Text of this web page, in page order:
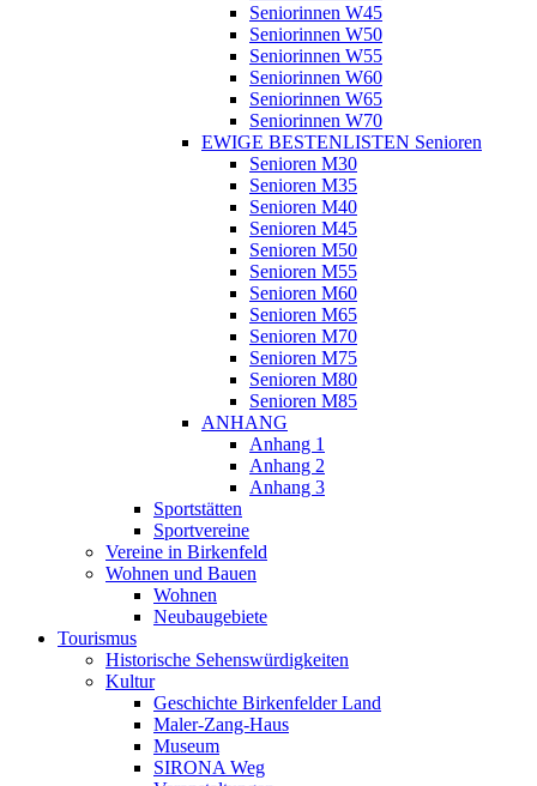
Seniorinnen W45
Seniorinnen W50
Seniorinnen W55
Seniorinnen W60
Seniorinnen W65
Seniorinnen W70
EWIGE BESTENLISTEN Senioren
Senioren M30
Senioren M35
Senioren M40
Senioren M45
Senioren M50
Senioren M55
Senioren M60
Senioren M65
Senioren M70
Senioren M75
Senioren M80
Senioren M85
ANHANG
Anhang 1
Anhang 2
Anhang 3
Sportstätten
Sportvereine
Vereine in Birkenfeld
Wohnen und Bauen
Wohnen
Neubaugebiete
Tourismus
Historische Sehenswürdigkeiten
Kultur
Geschichte Birkenfelder Land
Maler-Zang-Haus
Museum
SIRONA Weg